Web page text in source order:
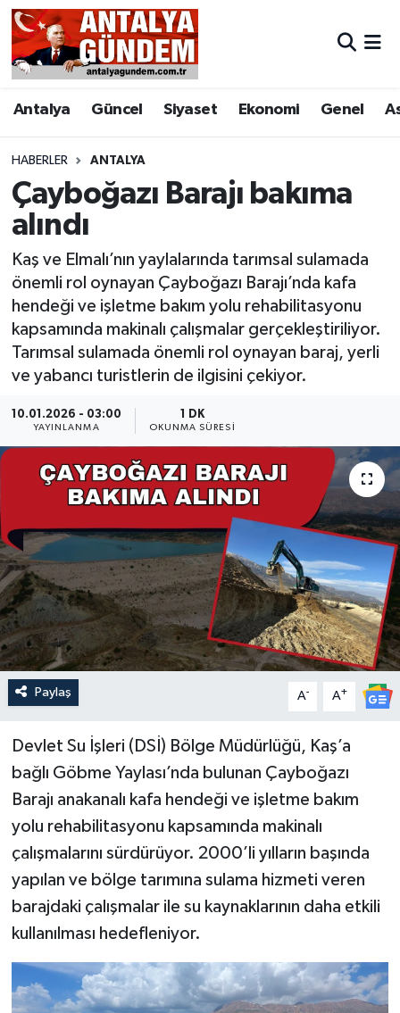
Antalya Güncel Siyaset Ekonomi Genel
HABERLER ANTALYA
Çayboğazı Barajı bakıma
alındı
Kaş ve Elmalı’nın yaylalarında tarımsal sulamada
önemli rol oynayan Çayboğazı Barajı’nda kafa
hendeği ve işletme bakım yolu rehabilitasyonu
kapsamında makinalı çalışmalar gerçekleştiriliyor.
Tarımsal sulamada önemli rol oynayan baraj, yerli
ve yabancı turistlerin de ilgisini çekiyor.
10.01.2026 - 03:00
YAYINLANMA
1 DK
OKUNMA SÜRESI
Paylaş A- A+
Devlet Su İşleri (DSİ) Bölge Müdürlüğü, Kaş’a
bağlı Göbme Yaylası’nda bulunan Çayboğazı
Barajı anakanalı kafa hendeği ve işletme bakım
yolu rehabilitasyonu kapsamında makinalı
çalışmalarını sürdürüyor. 2000’li yılların başında
yapılan ve bölge tarımına sulama hizmeti veren
barajdaki çalışmalar ile su kaynaklarının daha etkili
kullanılması hedefleniyor.
Antalya
Asayiş
Bilim & Teknoloji
Bölge
EĞİTİM
Ekonomi
Görüntülü Haber
Güncel
Kültür & Sanat
Resmi İlan
Sağlık & Yaşam
Siyaset
Spor
Antalya Nöbetçi Eczaneler
Antalya Hava Durumu
Antalya Namaz Vakitleri
Antalya Trafik Yoğunluk Haritası
Süper Lig Puan Durumu ve Fikstür
Tüm Manşetler
Son Dakika Haberleri
Haber Arşivi